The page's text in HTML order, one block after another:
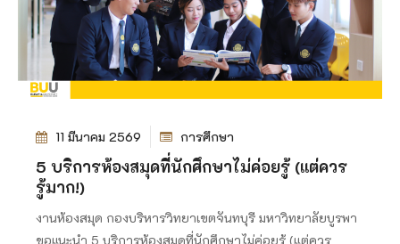
11 มีนาคม 2569 การศึกษา
5 บริการห้องสมุดที่นักศึกษาไม่ค่อยรู้ (แต่ควร
รู้มาก!)
งานห้องสมุด กองบริหารวิทยาเขตจันทบุรี มหาวิทยาลัยบูรพา
ขอแนะนำ 5 บริการห้องสมุดที่นักศึกษาไม่ค่อยรู้ (แต่ควร